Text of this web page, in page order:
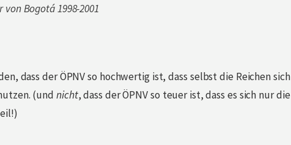
Bogotá 1998-2001
dass der ÖPNV so hochwertig ist, dass selbst die Reichen sich
(und nicht, dass der ÖPNV so teuer ist, dass es sich nur die